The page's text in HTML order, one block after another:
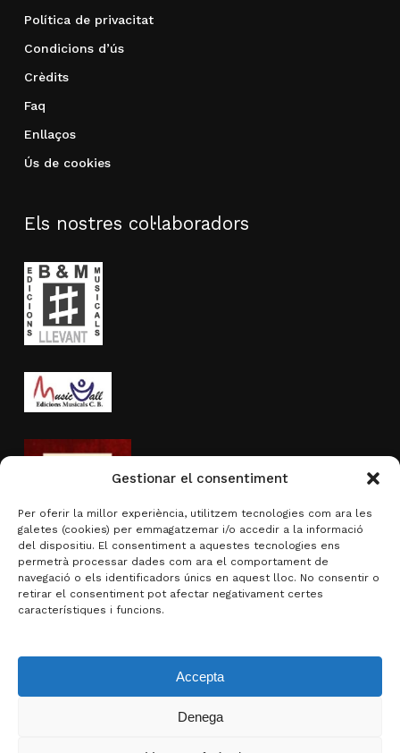
Gestionar el consentiment
Per oferir la millor experiència, utilitzem tecnologies com ara les
galetes (cookies) per emmagatzemar i/o accedir a la informació
del dispositiu. El consentiment a aquestes tecnologies ens
permetrà processar dades com ara el comportament de
navegació o els identificadors únics en aquest lloc. No consentir o
retirar el consentiment pot afectar negativament certes
característiques i funcions.
Accepta
Denega
Política de privacitat
Condicions d’ús
Crèdits
Faq
Enllaços
Ús de cookies
Els nostres col·laboradors
Activitat subvencionada per